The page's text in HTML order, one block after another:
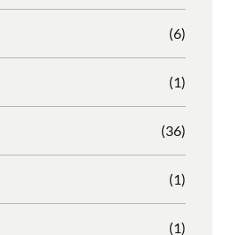
(6)
(1)
(36)
(1)
(1)